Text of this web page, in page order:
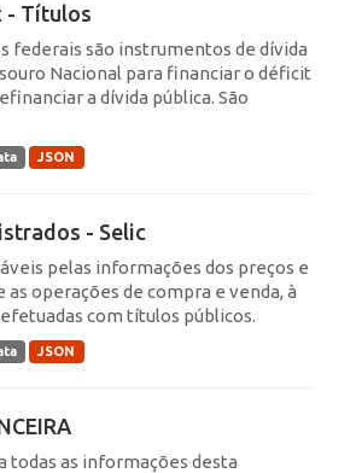
- Títulos
federais são instrumentos de dívida
Nacional para financiar o déficit
a dívida pública. São
JSON
- Selic
pelas informações dos preços e
operações de compra e venda, à
com títulos públicos.
JSON
todas as informações desta